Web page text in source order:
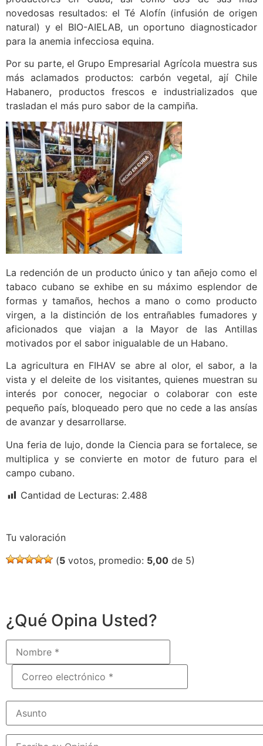
novedosas resultados: el Té Alofín (infusión de origen
natural) y el BIO-AIELAB, un oportuno diagnosticador
para la anemia infecciosa equina.
Por su parte, el Grupo Empresarial Agrícola muestra sus
más aclamados productos: carbón vegetal, ají Chile
Habanero, productos frescos e industrializados que
trasladan el más puro sabor de la campiña.
La redención de un producto único y tan añejo como el
tabaco cubano se exhibe en su máximo esplendor de
formas y tamaños, hechos a mano o como producto
virgen, a la distinción de los entrañables fumadores y
aficionados que viajan a la Mayor de las Antillas
motivados por el sabor inigualable de un Habano.
La agricultura en FIHAV se abre al olor, el sabor, a la
vista y el deleite de los visitantes, quienes muestran su
interés por conocer, negociar o colaborar con este
pequeño país, bloqueado pero que no cede a las ansías
de avanzar y desarrollarse.
Una feria de lujo, donde la Ciencia para se fortalece, se
multiplica y se convierte en motor de futuro para el
campo cubano.
Cantidad de Lecturas: 2.488
Tu valoración
(5 votos, promedio: 5,00 de 5)
¿Qué Opina Usted?